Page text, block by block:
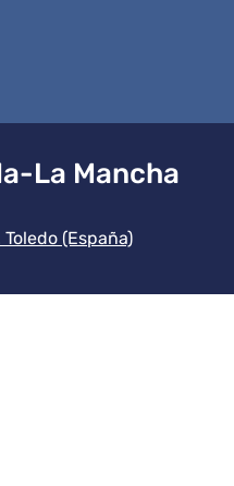
La Mancha
(España)